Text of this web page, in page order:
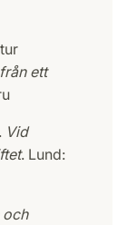
ett
Vid
. Lund:
och